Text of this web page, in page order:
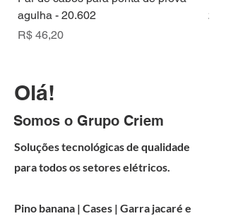
agulha - 20.602
Preço
R$ 46,20
Olá!
Somos o Grupo Criem
Soluções tecnológicas de qualidade
para todos os setores elétricos.
Pino banana | Cases | Garra jacaré e